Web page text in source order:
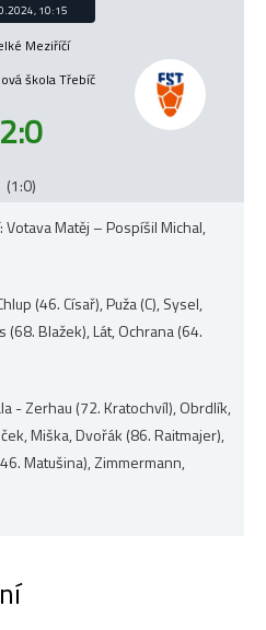
10:15
Meziříčí
škola Třebíč
2:0
(1:0)
Votava Matěj – Pospíšil Michal,
(46. Císař), Puža (C), Sysel,
(68. Blažek), Lát, Ochrana (64.
- Zerhau (72. Kratochvíl), Obrdlík,
Miška, Dvořák (86. Raitmajer),
Matušina), Zimmermann,